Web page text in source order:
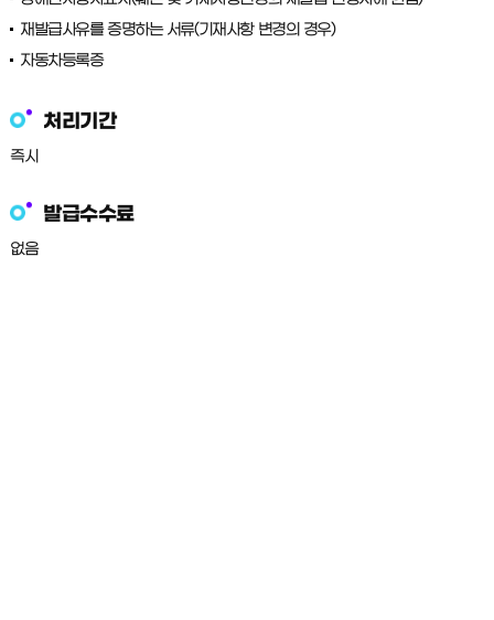
재발급사유를 증명하는 서류(기재사항 변경의 경우)
자동차등록증
처리기간
즉시
발급수수료
없음